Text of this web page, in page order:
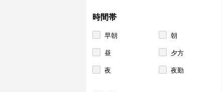
時間帯
早朝 朝
昼 夕方
夜 夜勤